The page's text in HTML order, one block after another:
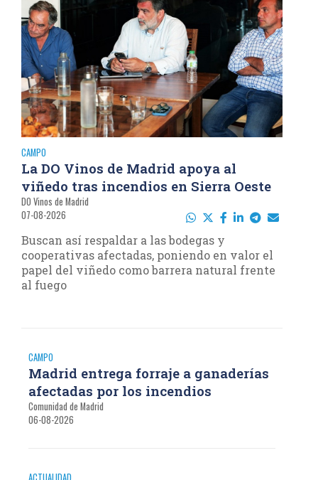
CAMPO
La DO Vinos de Madrid apoya al
viñedo tras incendios en Sierra Oeste
DO Vinos de Madrid
07-08-2026
Buscan así respaldar a las bodegas y
cooperativas afectadas, poniendo en valor el
papel del viñedo como barrera natural frente
al fuego
CAMPO
Madrid entrega forraje a ganaderías
afectadas por los incendios
Comunidad de Madrid
06-08-2026